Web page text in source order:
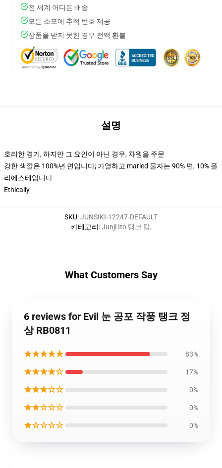
전 세계 어디든 배송
모든 소포에 추적 번호 제공
상품을 받지 못한 경우 전액 환불
설명
호리한 경기, 하지만 그 요인이 아닌 경우, 차원을 주문
강한 색깔은 100%년 면입니다; 가열하고 marled 물자는 90% 면, 10% 폴
리에스테입니다
Ethically
SKU:JUNSIKI-12247-DEFAULT
카테고리:Junji Ito 탱크 탑,
What Customers Say
6 reviews for Evil 눈 공포 작풍 탱크 정
상 RB0811
★★★★★ 83%
★★★★☆ 17%
★★★☆☆ 0%
★★☆☆☆ 0%
★☆☆☆☆ 0%